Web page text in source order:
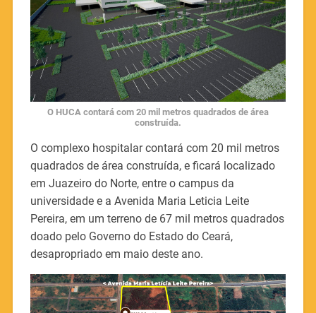
O HUCA contará com 20 mil metros quadrados de área
construída.
O complexo hospitalar contará com 20 mil metros
quadrados de área construída, e ficará localizado
em Juazeiro do Norte, entre o campus da
universidade e a Avenida Maria Leticia Leite
Pereira, em um terreno de 67 mil metros quadrados
doado pelo Governo do Estado do Ceará,
desapropriado em maio deste ano.